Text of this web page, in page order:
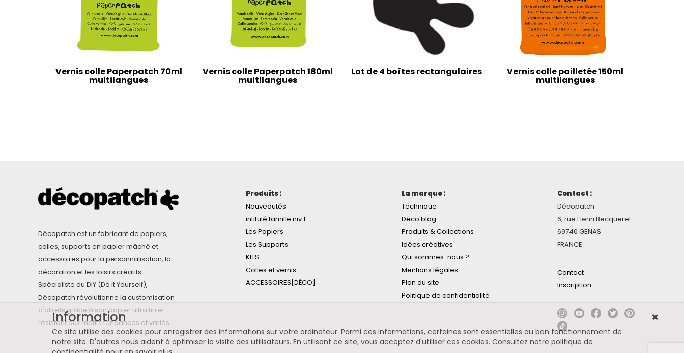
Vernis colle Paperpatch 70ml
multilangues
Vernis colle Paperpatch 180ml
multilangues
Lot de 4 boîtes rectangulaires Vernis colle pailletée 150ml
multilangues
Décopatch est un fabricant de papiers,
colles, supports en papier mâché et
accessoires pour la personnalisation, la
décoration et les loisirs créatifs.
Spécialiste du DIY (Do it Yourself),
Décopatch révolutionne la customisation
d'objets grâce à son papier ultra fin et
résistant aux motifs tendances et variés.
Produits :
Nouveautés
intitulé famille niv 1
Les Papiers
Les Supports
KITS
Colles et vernis
ACCESSOIRES[DÉCO]
La marque :
Technique
Déco'blog
Produits & Collections
Idées créatives
Qui sommes-nous ?
Mentions légales
Plan du site
Politique de confidentialité
Contact :
Décopatch
6, rue Henri Becquerel
69740 GENAS
FRANCE
Contact
Inscription
Information
Ce site utilise des cookies pour enregistrer des informations sur votre ordinateur. Parmi ces informations, certaines sont essentielles au bon fonctionnement de
notre site. D'autres nous aident à optimiser la visite des utilisateurs. En utilisant ce site, vous acceptez d'utiliser ces cookies. Consultez notre politique de